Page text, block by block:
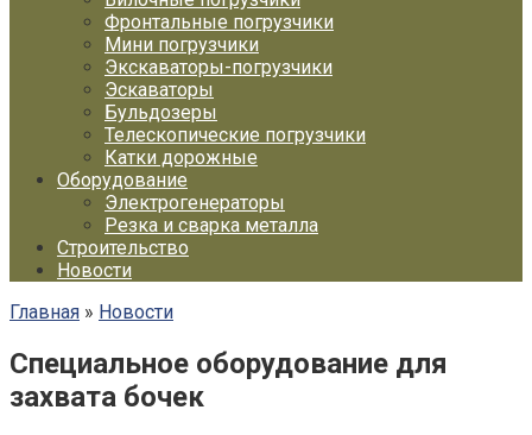
Фронтальные погрузчики
Мини погрузчики
Экскаваторы-погрузчики
Эскаваторы
Бульдозеры
Телескопические погрузчики
Катки дорожные
Оборудование
Электрогенераторы
Резка и сварка металла
Строительство
Новости
Главная » Новости
Специальное оборудование для
захвата бочек